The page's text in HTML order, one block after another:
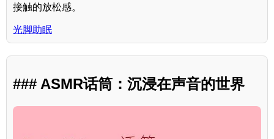
接触的放松感。
光脚助眠
### ASMR话筒：沉浸在声音的世界